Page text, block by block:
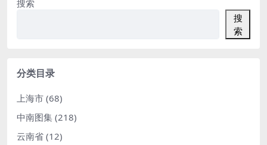
搜索
搜
索
分类目录
上海市 (68)
中南图集 (218)
云南省 (12)